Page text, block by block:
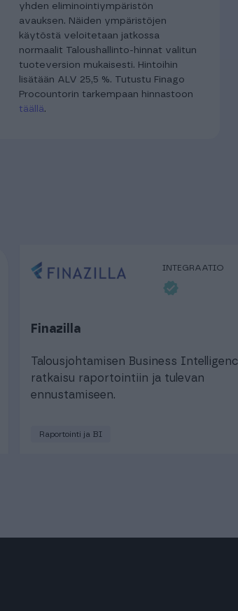
yhden eliminointiympäristön
avauksen. Näiden ympäristöjen
käytöstä veloitetaan jatkossa
normaalit Taloushallinto-hinnat valitun
tuoteversion mukaisesti. Hintoihin
lisätään ALV 25,5 %. Tutustu Finago
Procountorin tarkempaan hinnastoon
täällä.
INTEGRAATIO
Finazilla
Talousjohtamisen Business
ratkaisu raportointiin ja tulevan
ennustamiseen.
Raportointi ja BI